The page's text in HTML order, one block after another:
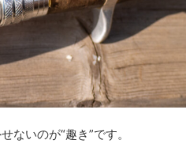
ないのが“趣き”です。